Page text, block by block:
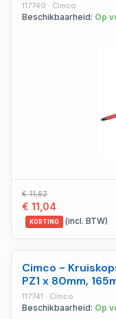
117740 · Cimco
Beschikbaarheid: Op
€ 11,62
€ 11,04
KORTING (incl. BTW)
Cimco -
PZ1 x 80mm,
117741 · Cimco
Beschikbaarheid: Op